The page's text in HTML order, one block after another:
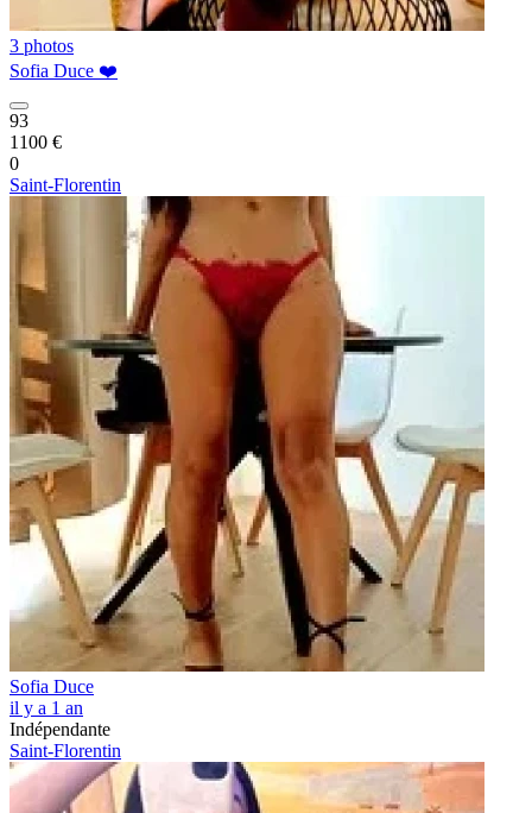
3 photos
Sofia Duce ❤️
93
1100 €
0
Saint-Florentin
Sofia Duce
il y a 1 an
Indépendante
Saint-Florentin